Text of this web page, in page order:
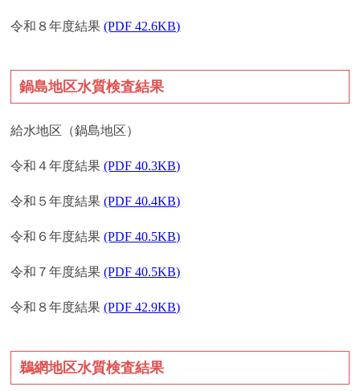
令和８年度結果(PDF 42.6KB)
鍋島地区水質検査結果
給水地区（鍋島地区）
令和４年度結果(PDF 40.3KB)
令和５年度結果(PDF 40.4KB)
令和６年度結果(PDF 40.5KB)
令和７年度結果(PDF 40.5KB)
令和８年度結果(PDF 42.9KB)
鵜網地区水質検査結果